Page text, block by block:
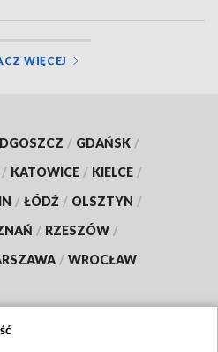
WIĘCEJ
/ GDAŃSK /
/ KATOWICE / KIELCE /
/ ŁÓDŹ / OLSZTYN /
/ RZESZÓW /
/ WROCŁAW